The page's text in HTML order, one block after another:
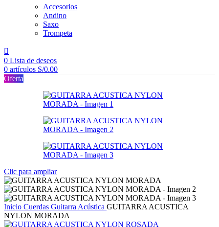
Accesorios
Andino
Saxo
Trompeta
0 Lista de deseos
0 artículos S/0.00
Oferta
Clic para ampliar
Inicio Cuerdas Guitarra Acústica GUITARRA ACUSTICA
NYLON MORADA